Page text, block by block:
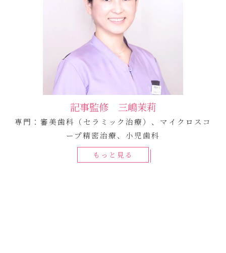
記事監修 三嶋茉莉
専門：審美歯科（セラミック治療）、マイクロスコ
ープ精密治療、小児歯科
もっと見る